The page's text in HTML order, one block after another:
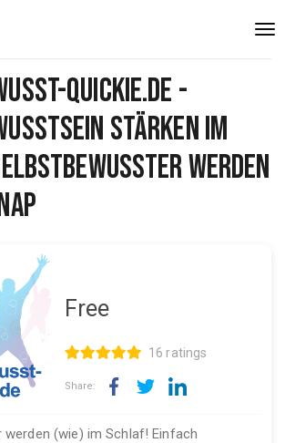
Quickie.de -
stärken im
werden
Free
16 ratings
Share:
(wie) im Schlaf! Einfach